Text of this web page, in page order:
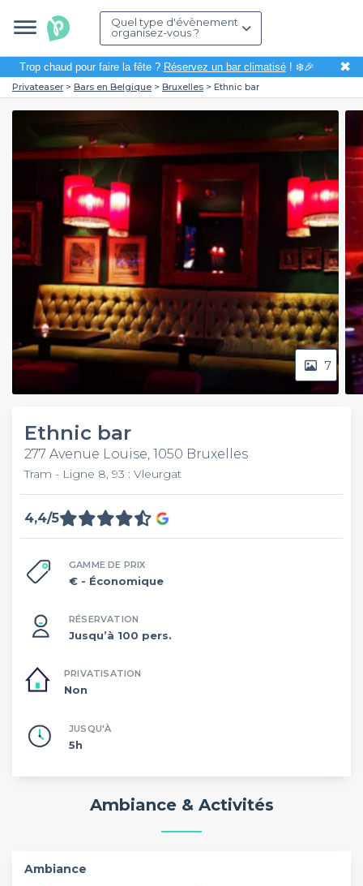
Quel type d'évènement
organisez-vous ?
Trop chaud pour faire la fête ? Réservez un bar climatisé! ❄️🎉 ✖
Privateaser Bars en Belgique Bruxelles Ethnic bar
7
Ethnic bar
277 Avenue Louise, 1050 Bruxelles
Tram - Ligne 8, 93 : Vleurgat
4,4/5
GAMME DE PRIX
€ - Économique
RÉSERVATION
Jusqu’à 100 pers.
PRIVATISATION
Non
JUSQU'À
5h
Ambiance & Activités
Ambiance